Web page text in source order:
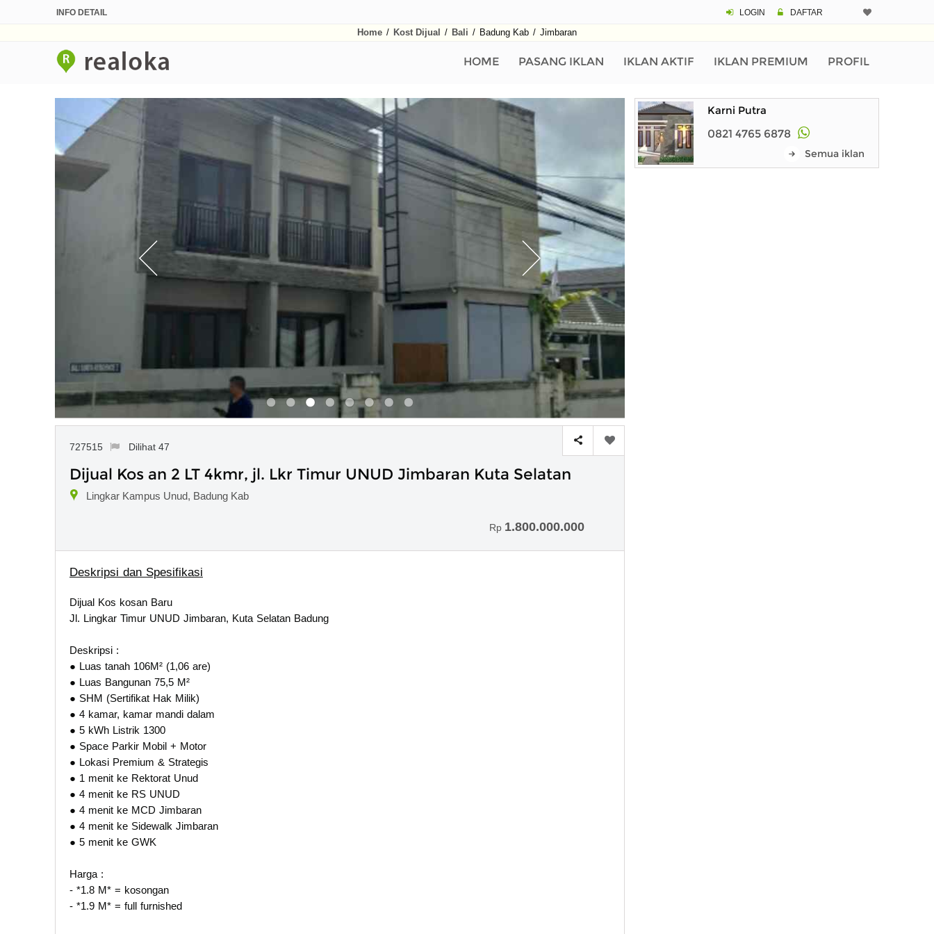
INFO DETAIL LOGIN DAFTAR
Home / Kost Dijual / Bali / Badung Kab / Jimbaran
HOME PASANG IKLAN IKLAN AKTIF IKLAN PREMIUM PROFIL
727515 Dilihat 47
Dijual Kos an 2 LT 4kmr, jl. Lkr Timur UNUD Jimbaran Kuta Selatan
Lingkar Kampus Unud, Badung Kab
Rp 1.800.000.000
Deskripsi dan Spesifikasi
Dijual Kos kosan Baru
Jl. Lingkar Timur UNUD Jimbaran, Kuta Selatan Badung
Deskripsi :
● Luas tanah 106M² (1,06 are)
● Luas Bangunan 75,5 M²
● SHM (Sertifikat Hak Milik)
● 4 kamar, kamar mandi dalam
● 5 kWh Listrik 1300
● Space Parkir Mobil + Motor
● Lokasi Premium & Strategis
● 1 menit ke Rektorat Unud
● ⁠4 menit ke RS UNUD
● ⁠4 menit ke MCD Jimbaran
● ⁠4 menit ke Sidewalk Jimbaran
● ⁠5 menit ke GWK
Harga :
- *1.8 M* = kosongan
- ⁠*1.9 M* = full furnished
Karni Putra
0821 4765 6878
Semua iklan